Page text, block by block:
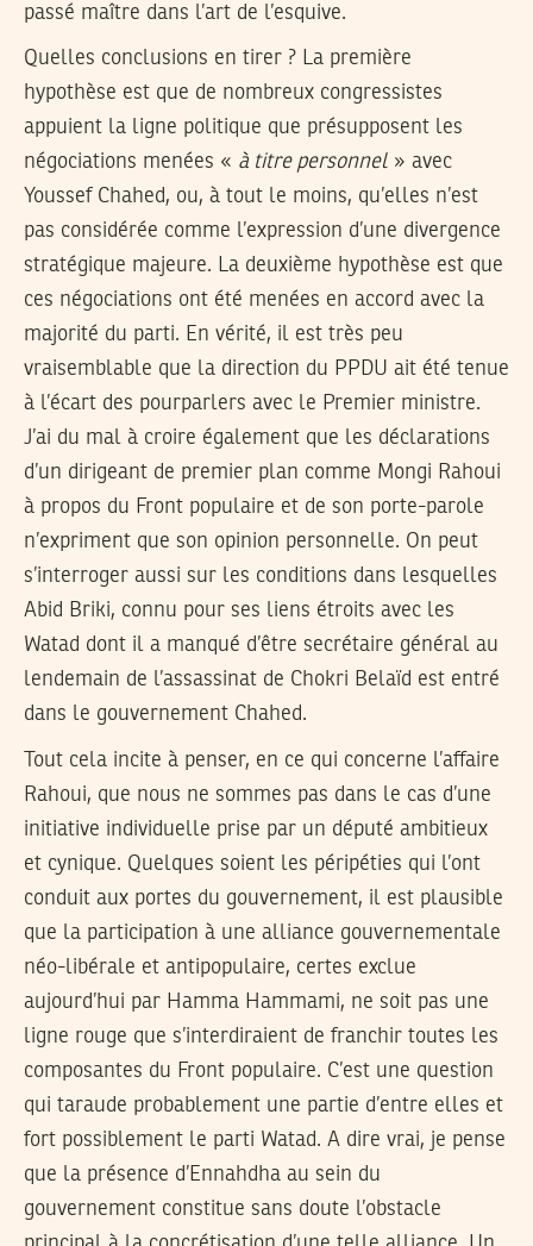
passé maître dans l’art de l’esquive.
Quelles conclusions en tirer ? La première
hypothèse est que de nombreux congressistes
appuient la ligne politique que présupposent les
négociations menées « à titre personnel » avec
Youssef Chahed, ou, à tout le moins, qu’elles n’est
pas considérée comme l’expression d’une divergence
stratégique majeure. La deuxième hypothèse est que
ces négociations ont été menées en accord avec la
majorité du parti. En vérité, il est très peu
vraisemblable que la direction du PPDU ait été tenue
à l’écart des pourparlers avec le Premier ministre.
J’ai du mal à croire également que les déclarations
d’un dirigeant de premier plan comme Mongi Rahoui
à propos du Front populaire et de son porte-parole
n’expriment que son opinion personnelle. On peut
s’interroger aussi sur les conditions dans lesquelles
Abid Briki, connu pour ses liens étroits avec les
Watad dont il a manqué d’être secrétaire général au
lendemain de l’assassinat de Chokri Belaïd est entré
dans le gouvernement Chahed.
Tout cela incite à penser, en ce qui concerne l’affaire
Rahoui, que nous ne sommes pas dans le cas d’une
initiative individuelle prise par un député ambitieux
et cynique. Quelques soient les péripéties qui l’ont
conduit aux portes du gouvernement, il est plausible
que la participation à une alliance gouvernementale
néo-libérale et antipopulaire, certes exclue
aujourd’hui par Hamma Hammami, ne soit pas une
ligne rouge que s’interdiraient de franchir toutes les
composantes du Front populaire. C’est une question
qui taraude probablement une partie d’entre elles et
fort possiblement le parti Watad. A dire vrai, je pense
que la présence d’Ennahdha au sein du
gouvernement constitue sans doute l’obstacle